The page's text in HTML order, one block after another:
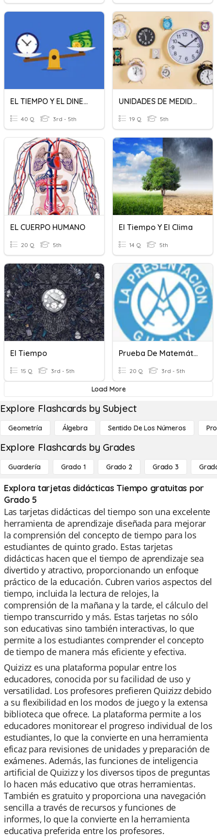
EL TIEMPO Y EL DINERO
40 Q 3rd - 5th
UNIDADES DE MEDIDA DE TIEMPO
19 Q 5th
EL CUERPO HUMANO
20 Q 5th
El Tiempo Y El Clima
14 Q 5th
El Tiempo
15 Q 3rd - 5th
Prueba De Matemáticas: El Tiempo.
20 Q 3rd - 5th
Load More
Explore Flashcards by Subject
Geometría Álgebra Sentido De Los Números
Explore Flashcards by Grades
Guardería Grado 1 Grado 2 Grado 3
Explora tarjetas didácticas Tiempo gratuitas por
Grado 5
Las tarjetas didácticas del tiempo son una excelente
herramienta de aprendizaje diseñada para mejorar
la comprensión del concepto de tiempo para los
estudiantes de quinto grado. Estas tarjetas
didácticas hacen que el tiempo de aprendizaje sea
divertido y atractivo, proporcionando un enfoque
práctico de la educación. Cubren varios aspectos del
tiempo, incluida la lectura de relojes, la
comprensión de la mañana y la tarde, el cálculo del
tiempo transcurrido y más. Estas tarjetas no sólo
son educativas sino también interactivas, lo que
permite a los estudiantes comprender el concepto
de tiempo de manera más eficiente y efectiva.
Quizizz es una plataforma popular entre los
educadores, conocida por su facilidad de uso y
versatilidad. Los profesores prefieren Quizizz debido
a su flexibilidad en los modos de juego y la extensa
biblioteca que ofrece. La plataforma permite a los
educadores monitorear el progreso individual de los
estudiantes, lo que la convierte en una herramienta
eficaz para revisiones de unidades y preparación de
exámenes. Además, las funciones de inteligencia
artificial de Quizizz y los diversos tipos de preguntas
lo hacen más educativo que otras herramientas.
También es gratuito y proporciona una navegación
sencilla a través de recursos y funciones de
informes, lo que la convierte en la herramienta
educativa preferida entre los profesores.